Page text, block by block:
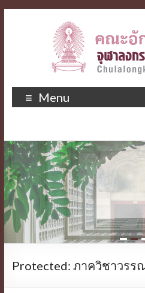
Menu
1 2
Protected: ภาควิชาวรร